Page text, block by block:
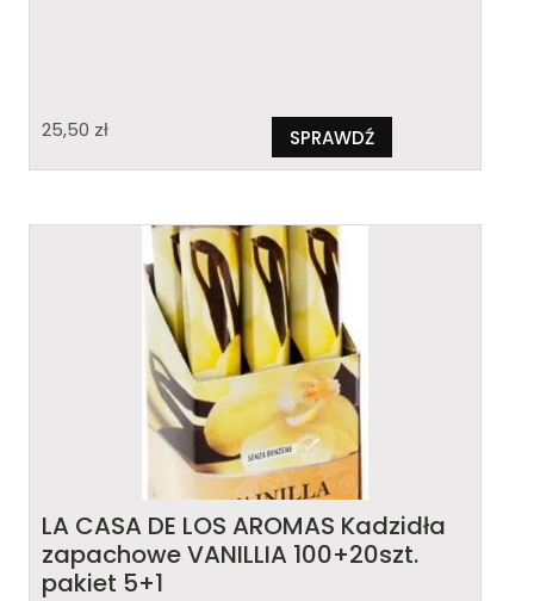
25,50 zł SPRAWDŹ
LA CASA DE LOS AROMAS Kadzidła
zapachowe VANILLIA 100+20szt.
pakiet 5+1